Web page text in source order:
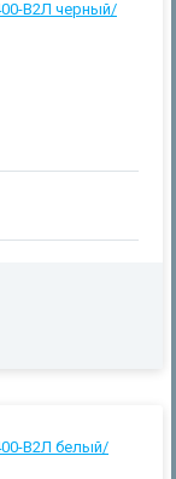
В2Л черный/
В2Л белый/